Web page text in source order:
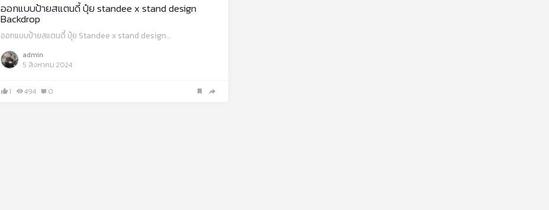
ออกแบบป้ายสแตนดี้ ปุ๋ย standee x stand design
Backdrop
ออกแบบป้ายสแตนดี้ ปุ๋ย Standee x stand design…
admin
5 สิงหาคม 2024
1 494 0